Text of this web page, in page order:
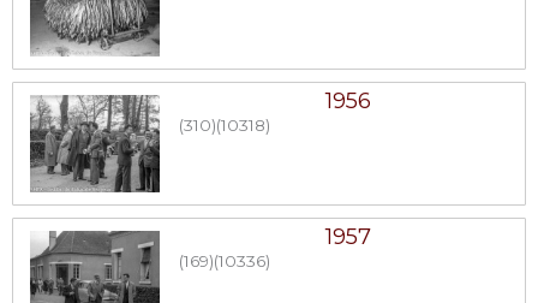
1956
(310)(10318)
1957
(169)(10336)